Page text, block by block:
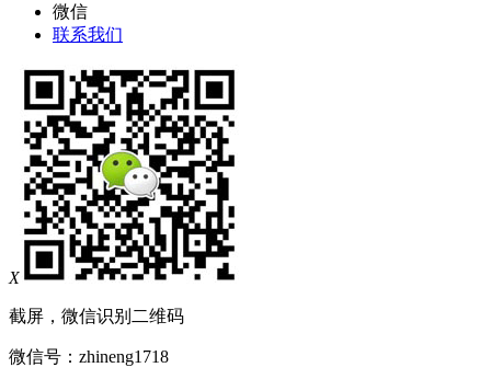
微信
联系我们
X
截屏，微信识别二维码
微信号： zhineng1718